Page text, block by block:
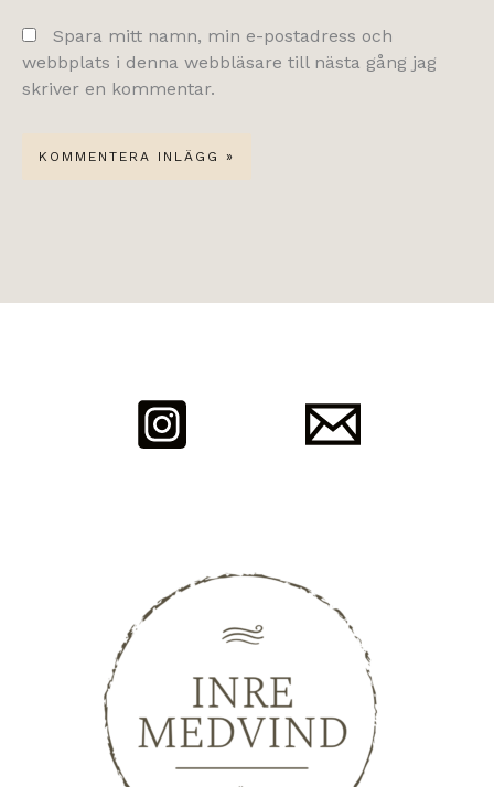
Spara mitt namn, min e-postadress och
webbplats i denna webbläsare till nästa gång jag
skriver en kommentar.